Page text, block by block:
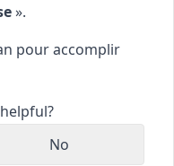
».
pour accomplir
No